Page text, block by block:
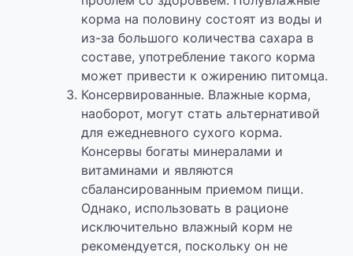
корма на половину состоят из воды и
из-за большого количества сахара в
составе, употребление такого корма
может привести к ожирению питомца.
Консервированные. Влажные корма,
наоборот, могут стать альтернативой
для ежедневного сухого корма.
Консервы богаты минералами и
витаминами и являются
сбалансированным приемом пищи.
Однако, использовать в рационе
исключительно влажный корм не
рекомендуется, поскольку он не